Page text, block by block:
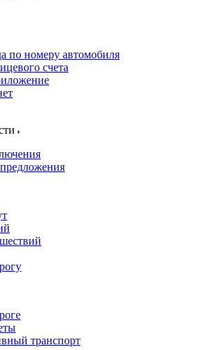
по номеру автомобиля
счета
транспорт